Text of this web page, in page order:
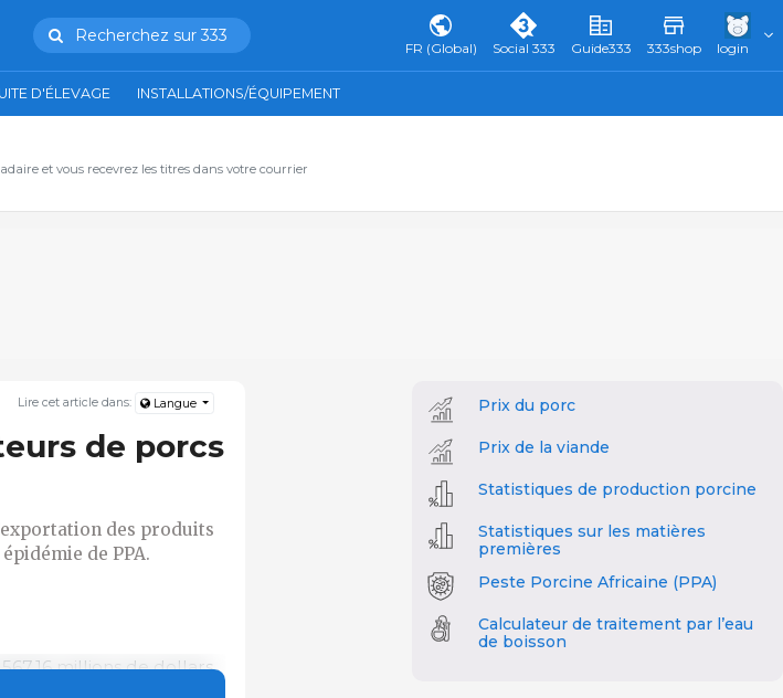
Recherchez sur 333
FR (Global) Social 333 Guide333 333shop login
D'ÉLEVAGE INSTALLATIONS/ÉQUIPEMENT
et vous recevrez les titres dans votre courrier
Lire cet article dans: Langue
de porcs
des produits
de PPA.
millions de dollars
Prix du porc
Prix de la viande
Statistiques de production porcine
Statistiques sur les matières
premières
Peste Porcine Africaine (PPA)
Calculateur de traitement par l’eau
de boisson